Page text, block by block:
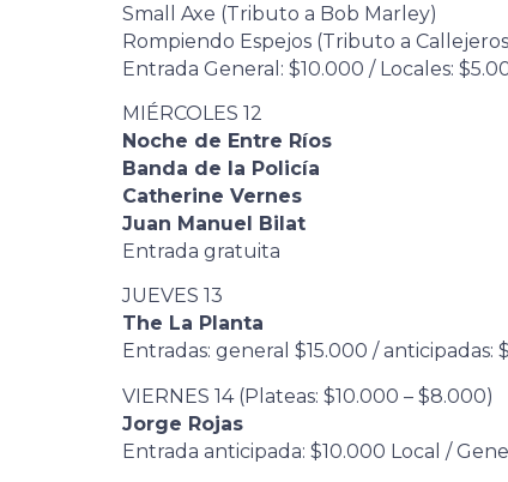
Small Axe (Tributo a Bob Marley)
Rompiendo Espejos (Tributo a
Entrada General: $10.000 / Locales:
MIÉRCOLES 12
Noche de Entre Ríos
Banda de la Policía
Catherine Vernes
Juan Manuel Bilat
Entrada gratuita
JUEVES 13
The La Planta
Entradas: general $15.000 / anticipadas:
VIERNES 14 (Plateas: $10.000 – $8.000)
Jorge Rojas
Entrada anticipada: $10.000 Local /